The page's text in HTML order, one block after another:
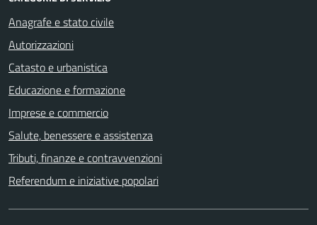
Anagrafe e stato civile
Autorizzazioni
Catasto e urbanistica
Educazione e formazione
Imprese e commercio
Salute, benessere e assistenza
Tributi, finanze e contravvenzioni
Referendum e iniziative popolari